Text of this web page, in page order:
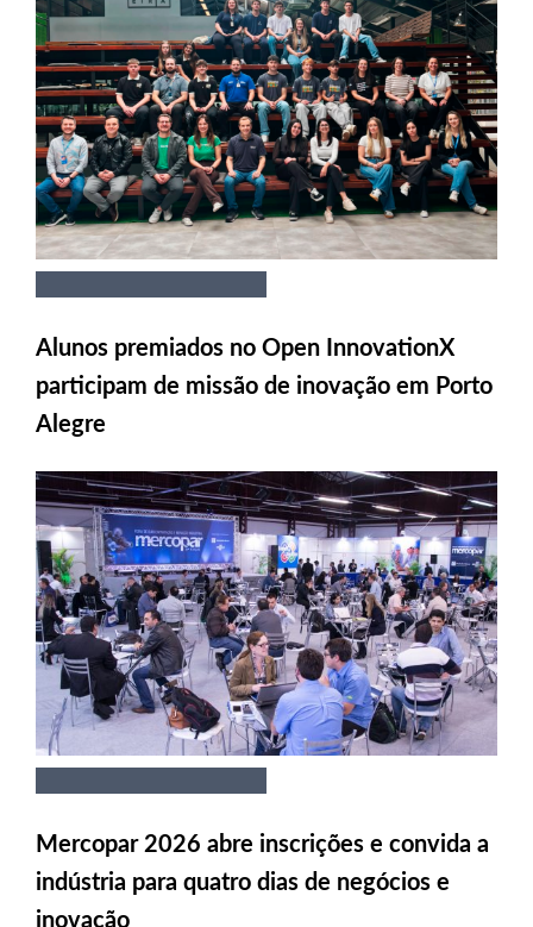
Alunos premiados no Open InnovationX
participam de missão de inovação em Porto
Alegre
Mercopar 2026 abre inscrições e convida a
indústria para quatro dias de negócios e
inovação